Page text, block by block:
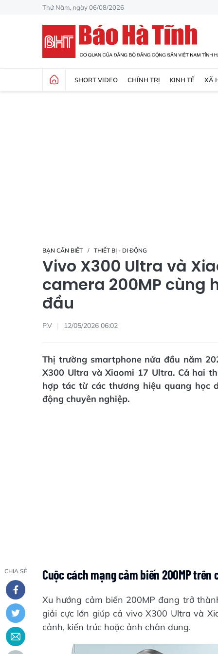
Thứ Năm, ngày 06/08/2026
SHORT VIDEO CHÍNH TRỊ KINH TẾ XÃ
BẠN CẦN BIẾT THIẾT BỊ - DI ĐỘNG
Vivo X300 Ultra và
camera 200MP cùng
đầu
P.V 12/05/2026 06:02
Thị trường smartphone nửa đầu năm
X300 Ultra và Xiaomi 17 Ultra. Cả hai
hợp tác từ các thương hiệu quang học
động chuyên nghiệp.
CHIA SẺ Cuộc cách mạng cảm biến 200MP trên
Xu hướng cảm biến 200MP đang trở
giải cực lớn giúp cả vivo X300 Ultra và
cảnh, kiến trúc hoặc ảnh chân dung.